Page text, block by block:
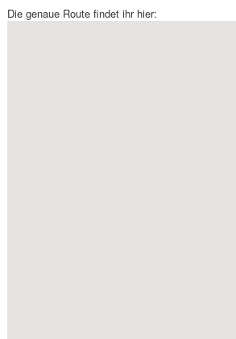
Die genaue Route findet ihr hier: